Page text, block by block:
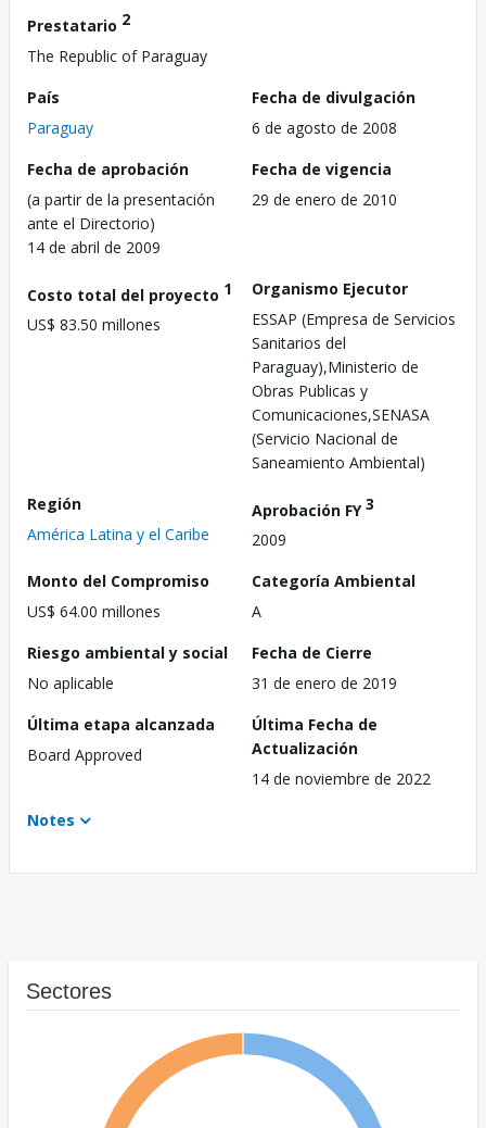
Prestatario 2
The Republic of Paraguay
País
Paraguay
Fecha de divulgación
6 de agosto de 2008
Fecha de aprobación
(a partir de la presentación
ante el Directorio)
14 de abril de 2009
Fecha de vigencia
29 de enero de 2010
Costo total del proyecto 1
US$ 83.50 millones
Organismo Ejecutor
ESSAP (Empresa de Servicios
Sanitarios del
Paraguay),Ministerio de
Obras Publicas y
Comunicaciones,SENASA
(Servicio Nacional de
Saneamiento Ambiental)
Región
América Latina y el Caribe
Aprobación FY3
2009
Monto del Compromiso
US$ 64.00 millones
Categoría Ambiental
A
Riesgo ambiental y social
No aplicable
Fecha de Cierre
31 de enero de 2019
Última etapa alcanzada
Board Approved
Última Fecha de
Actualización
14 de noviembre de 2022
Notes
Sectores